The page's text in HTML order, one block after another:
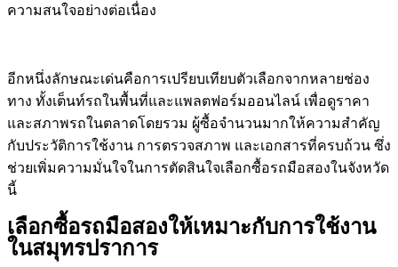
ความสนใจอย่างต่อเนื่อง
อีกหนึ่งลักษณะเด่นคือการเปรียบเทียบตัวเลือกจากหลายช่อง
ทาง ทั้งเต็นท์รถในพื้นที่และแพลตฟอร์มออนไลน์ เพื่อดูราคา
และสภาพรถในตลาดโดยรวม ผู้ซื้อจำนวนมากให้ความสำคัญ
กับประวัติการใช้งาน การตรวจสภาพ และเอกสารที่ครบถ้วน ซึ่ง
ช่วยเพิ่มความมั่นใจในการตัดสินใจเลือกซื้อรถมือสองในจังหวัด
นี้
เลือกซื้อรถมือสองให้เหมาะกับการใช้งาน
ในสมุทรปราการ